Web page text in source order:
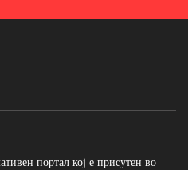
портал кој е присутен во